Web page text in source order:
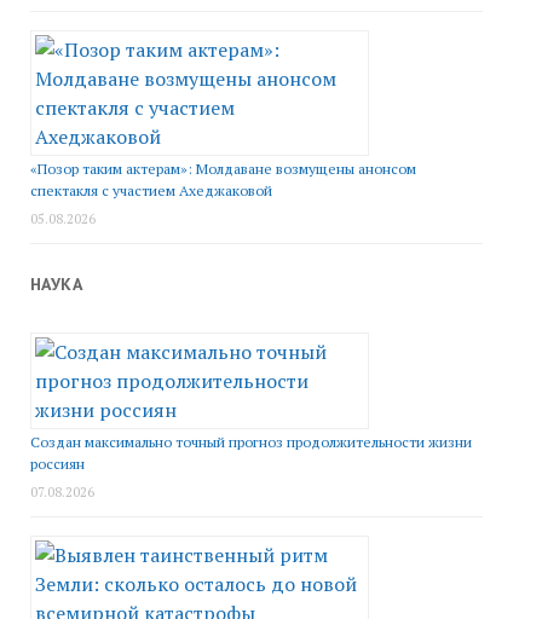
«Позор таким актерам»: Молдаване возмущены анонсом
спектакля с участием Ахеджаковой
05.08.2026
НАУКА
Создан максимально точный прогноз продолжительности жизни
россиян
07.08.2026